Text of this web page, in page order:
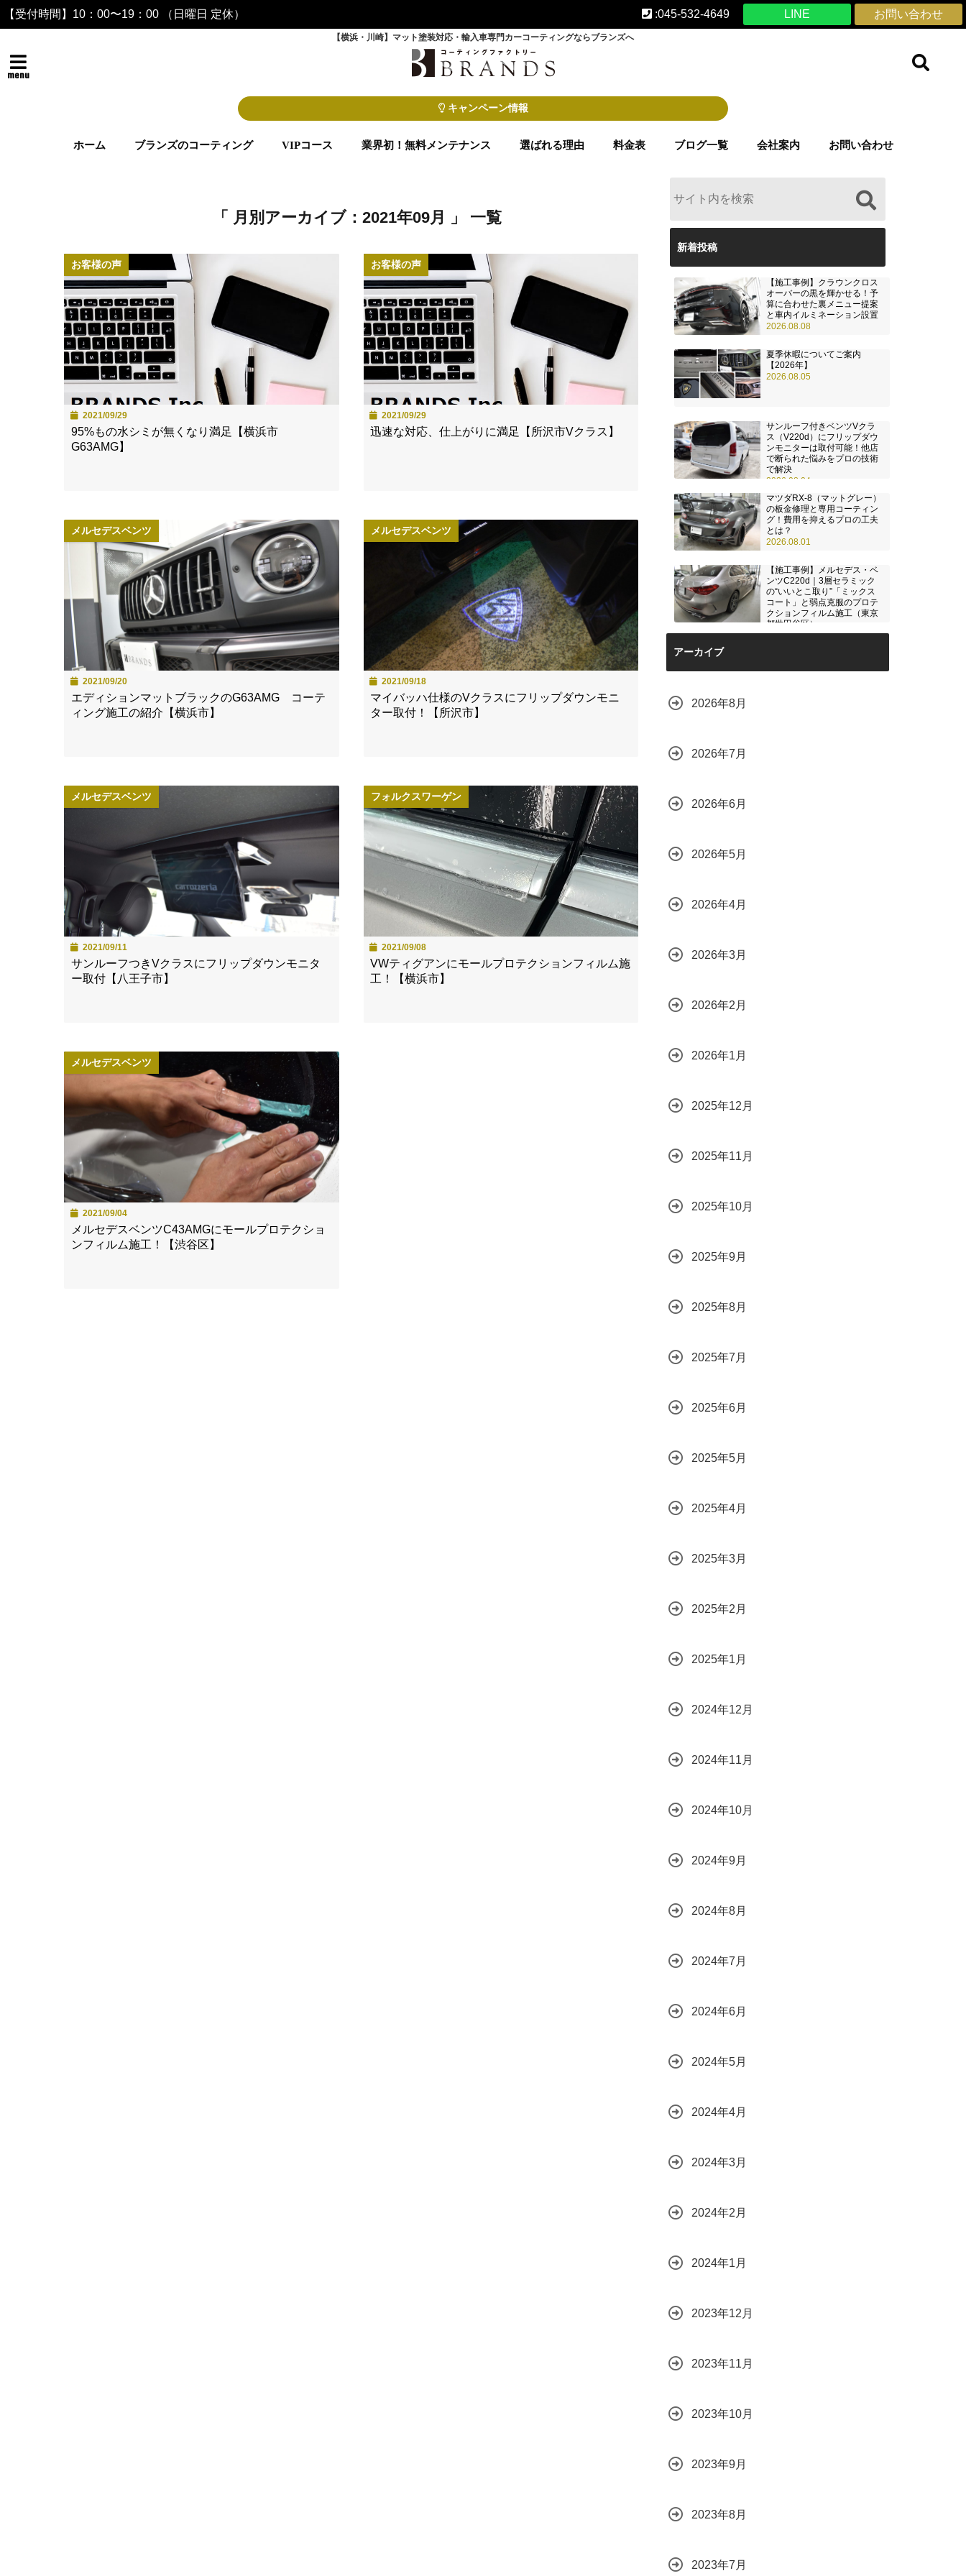
【受付時間】10：00〜19：00 （日曜日 定休） お問い合わせ
LINE
:045-532-4649
【横浜・川崎】マット塗装対応・輸入車専門カーコーティングならブランズへ
menu
キャンペーン情報
ホーム ブランズのコーティング VIPコース 業界初！無料メンテナンス 選ばれる理由 料金表 ブログ一覧 会社案内 お問い合わせ
「 月別アーカイブ：2021年09月 」 一覧
お客様の声
2021/09/29
95%もの水シミが無くなり満足【横浜市
G63AMG】
お客様の声
2021/09/29
迅速な対応、仕上がりに満足【所沢市Vクラス】
メルセデスベンツ
2021/09/20
エディションマットブラックのG63AMG コーテ
ィング施工の紹介【横浜市】
メルセデスベンツ
2021/09/18
マイバッハ仕様のVクラスにフリップダウンモニ
ター取付！【所沢市】
メルセデスベンツ
2021/09/11
サンルーフつきVクラスにフリップダウンモニタ
ー取付【八王子市】
フォルクスワーゲン
2021/09/08
VWティグアンにモールプロテクションフィルム施
工！【横浜市】
メルセデスベンツ
2021/09/04
メルセデスベンツC43AMGにモールプロテクショ
ンフィルム施工！【渋谷区】
新着投稿
【施工事例】クラウンクロス
オーバーの黒を輝かせる！予
算に合わせた裏メニュー提案
と車内イルミネーション設置
2026.08.08
夏季休暇についてご案内
【2026年】
2026.08.05
サンルーフ付きベンツVクラ
ス（V220d）にフリップダウ
ンモニターは取付可能！他店
で断られた悩みをプロの技術
で解決
2026.08.04
マツダRX-8（マットグレー）
の板金修理と専用コーティン
グ！費用を抑えるプロの工夫
とは？
2026.08.01
【施工事例】メルセデス・ベ
ンツC220d｜3層セラミック
の“いいとこ取り”「ミックス
コート」と弱点克服のプロテ
クションフィルム施工（東京
都世田谷区）
2026.07.28
アーカイブ
2026年8月
2026年7月
2026年6月
2026年5月
2026年4月
2026年3月
2026年2月
2026年1月
2025年12月
2025年11月
2025年10月
2025年9月
2025年8月
2025年7月
2025年6月
2025年5月
2025年4月
2025年3月
2025年2月
2025年1月
2024年12月
2024年11月
2024年10月
2024年9月
2024年8月
2024年7月
2024年6月
2024年5月
2024年4月
2024年3月
2024年2月
2024年1月
2023年12月
2023年11月
2023年10月
2023年9月
2023年8月
2023年7月